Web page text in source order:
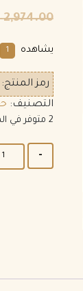
2,974.00
يشاهده 2
رمز المنتج:
التصنيف:
2 متوفر في المخزون